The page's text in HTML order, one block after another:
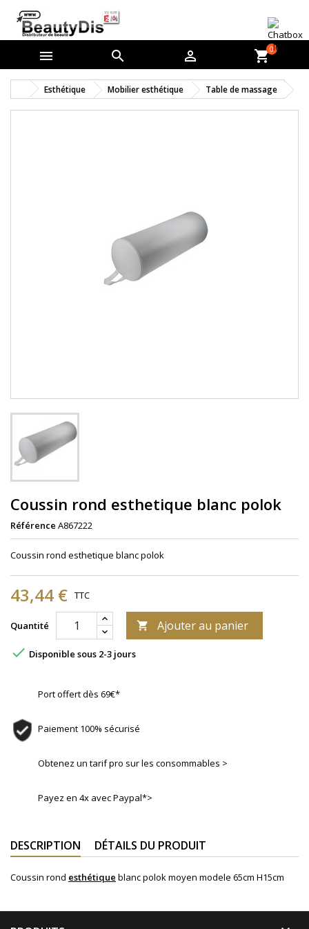
   shopping_cart0
Esthétique Mobilier esthétique Table de massage
Coussin rond esthetique blanc polok
Référence A867222
Coussin rond esthetique blanc polok
43,44 € TTC
Quantité  Ajouter au panier
 Disponible sous 2-3 jours
Port offert dès 69€*
Paiement 100% sécurisé
Obtenez un tarif pro sur les consommables >
Payez en 4x avec Paypal*>
DESCRIPTION DÉTAILS DU PRODUIT
Coussin rond esthétique blanc polok moyen modele 65cm H15cm